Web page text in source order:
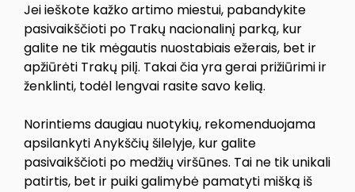
Jei ieškote kažko artimo miestui, pabandykite
pasivaikščioti po Trakų nacionalinį parką, kur
galite ne tik mėgautis nuostabiais ežerais, bet ir
apžiūrėti Trakų pilį. Takai čia yra gerai prižiūrimi ir
ženklinti, todėl lengvai rasite savo kelią.
Norintiems daugiau nuotykių, rekomenduojama
apsilankyti Anykščių šilelyje, kur galite
pasivaikščioti po medžių viršūnes. Tai ne tik unikali
patirtis, bet ir puiki galimybė pamatyti mišką iš